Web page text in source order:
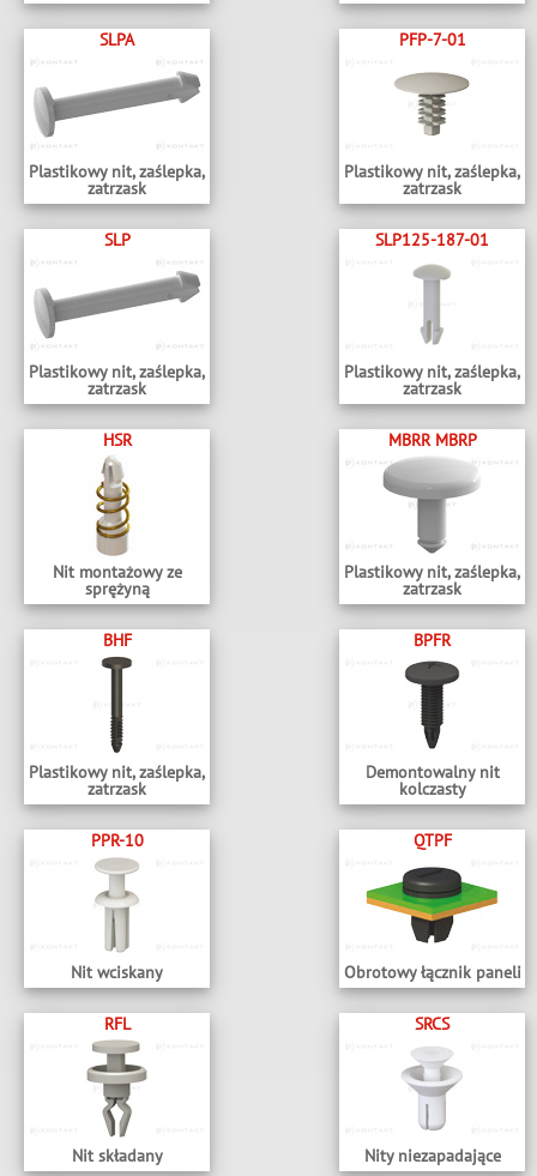
SLPA
Plastikowy nit, zaślepka,
zatrzask
PFP-7-01
Plastikowy nit, zaślepka,
zatrzask
SLP
Plastikowy nit, zaślepka,
zatrzask
SLP125-187-01
Plastikowy nit, zaślepka,
zatrzask
HSR
Nit montażowy ze
sprężyną
MBRR MBRP
Plastikowy nit, zaślepka,
zatrzask
BHF
Plastikowy nit, zaślepka,
zatrzask
BPFR
Demontowalny nit
kolczasty
PPR-10
Nit wciskany
QTPF
Obrotowy łącznik paneli
RFL
Nit składany
SRCS
Nity niezapadające